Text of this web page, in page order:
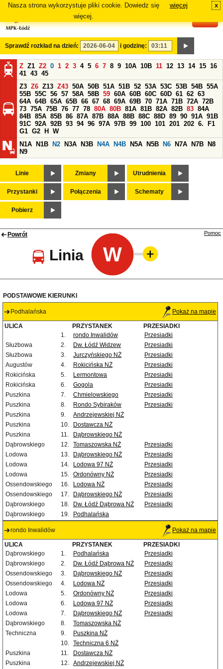
Nasza strona wykorzystuje pliki cookie. Dowiedz się
więcej.
więcej x
Sprawdź rozkład na dzień: i godzinę:
Z Z1 Z2 0 1 2 3 4 5 6 7 8 9 10A 10B 11 12 13 14 15 16
41 43 45
Z3 Z6 Z13 Z43 50A 50B 51A 51B 52 53A 53C 53B 54B 55A
55B 55C 56 57 58A 58B 59 60A 60B 60C 60D 61 62 63
64A 64B 65A 65B 66 67 68 69A 69B 70 71A 71B 72A 72B
73 75A 75B 76 77 78 80A 80B 81A 81B 82A 82B 83 84A
84B 85A 85B 86 87A 87B 88A 88B 88C 88D 89 90 91A 91B
91C 92A 92B 93 94 96 97A 97B 99 100 101 201 202 6.
F1
G1 G2 H
W
N1A
N1B N2 N3A N3B N4A N4B N5A N5B N6 N7A N7B
N8
N9
Linie Zmiany Utrudnienia
Przystanki Połączenia Schematy
Pobierz
Powrót
Linia W
Pomoc
PODSTAWOWE KIERUNKI
Podhalańska Pokaż na mapie
ULICA PRZYSTANEK
PRZESIADKI
1.
rondo Inwalidów
Przesiadki
Służbowa
2. Dw. Łódź Widzew
Przesiadki
Służbowa
3. Jurczyńskiego NŻ
Przesiadki
Augustów
4. Rokicińska NŻ
Przesiadki
Rokicińska
5. Lermontowa
Przesiadki
Rokicińska
6. Gogola
Przesiadki
Puszkina
7. Chmielowskiego
Przesiadki
Puszkina
8. Rondo Sybiraków
Przesiadki
Puszkina
9.
Andrzejewskiej NŻ
Puszkina
10.
Dostawcza NŻ
Puszkina
11.
Dąbrowskiego NŻ
Dąbrowskiego
12. Tomaszowska NŻ
Przesiadki
Lodowa
13. Dąbrowskiego NŻ
Przesiadki
Lodowa
14. Lodowa 97 NŻ
Przesiadki
Lodowa
15. Ordonówny NŻ
Przesiadki
Ossendowskiego
16. Lodowa NŻ
Przesiadki
Ossendowskiego
17. Dąbrowskiego NŻ
Przesiadki
Dąbrowskiego
18. Dw. Łódź Dąbrowa NŻ
Przesiadki
Dąbrowskiego
19. Podhalańska
rondo Inwalidów Pokaż na mapie
ULICA PRZYSTANEK
PRZESIADKI
Dąbrowskiego
1. Podhalańska
Przesiadki
Dąbrowskiego
2. Dw. Łódź Dąbrowa NŻ
Przesiadki
Ossendowskiego
3. Dąbrowskiego NŻ
Przesiadki
Ossendowskiego
4. Lodowa NŻ
Przesiadki
Lodowa
5. Ordonówny NŻ
Przesiadki
Lodowa
6. Lodowa 97 NŻ
Przesiadki
Lodowa
7. Dąbrowskiego NŻ
Przesiadki
Dąbrowskiego
8.
Tomaszowska NŻ
Techniczna
9.
Puszkina NŻ
10. Techniczna 6 NŻ
Puszkina
11.
Dostawcza NŻ
Puszkina
12. Andrzejewskiej NŻ